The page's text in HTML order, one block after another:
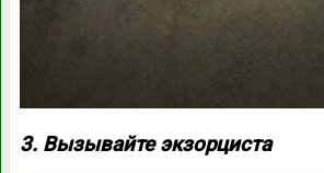
3. Вызывайте экзорциста